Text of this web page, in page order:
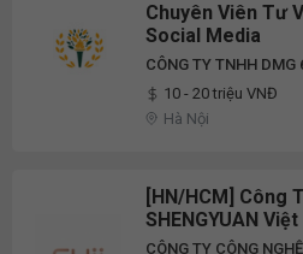
Chuyên Viên Tư
Social Media
CÔNG TY TNHH DMG
10 - 20 triệu VNĐ
Hà Nội
[HN/HCM] Công
SHENGYUAN
Chuyên Viên
CÔNG TY CÔNG